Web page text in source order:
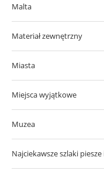
Malta
Materiał zewnętrzny
Miasta
Miejsca wyjątkowe
Muzea
Najciekawsze szlaki